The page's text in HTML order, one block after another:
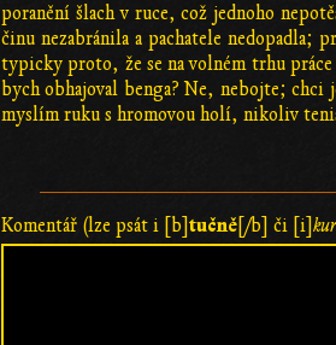
poranění šlach v ruce, což jednoho
činu nezabránila a pachatele
typicky proto, že se na volném trhu
bych obhajoval benga? Ne, nebojte;
myslím ruku s hromovou holí, nikoliv
Komentář (lze psát i [b] tučně [/b] či [i]